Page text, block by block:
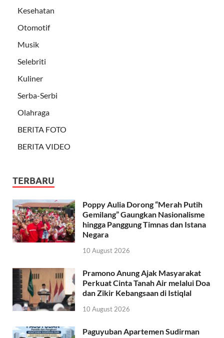
Kesehatan
Otomotif
Musik
Selebriti
Kuliner
Serba-Serbi
Olahraga
BERITA FOTO
BERITA VIDEO
TERBARU
Poppy Aulia Dorong “Merah Putih
Gemilang” Gaungkan Nasionalisme
hingga Panggung Timnas dan Istana
Negara
10 August 2026
Pramono Anung Ajak Masyarakat
Perkuat Cinta Tanah Air melalui Doa
dan Zikir Kebangsaan di Istiqlal
10 August 2026
Paguyuban Apartemen Sudirman